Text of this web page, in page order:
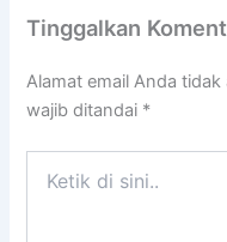
Tinggalkan
Alamat email Anda
wajib ditandai *